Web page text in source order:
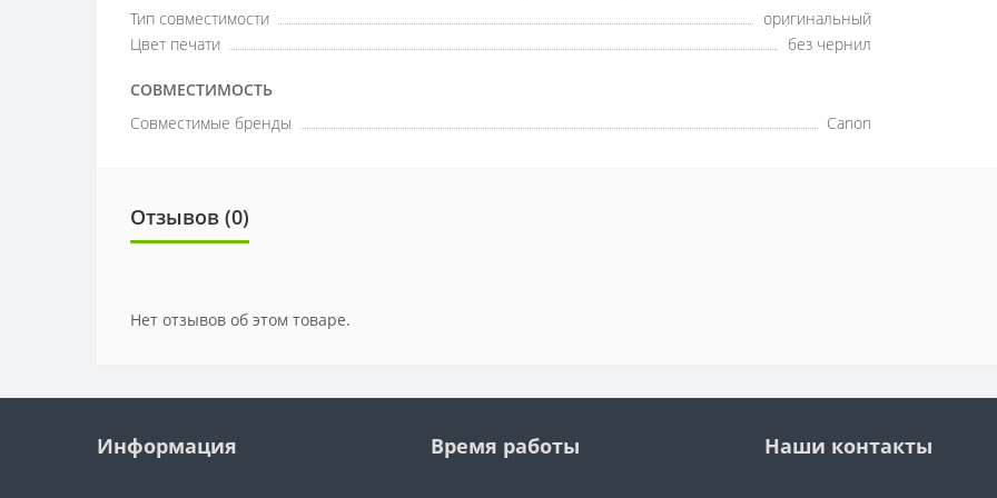
Тип совместимости
оригинальный
Цвет печати
без чернил
СОВМЕСТИМОСТЬ
Совместимые бренды Canon
Отзывов (0)
Нет отзывов об этом товаре.
Информация Время работы Наши контакты